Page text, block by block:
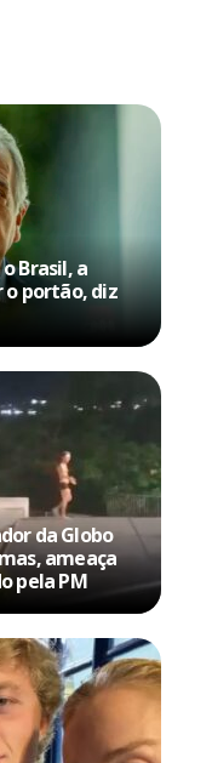
Brasil, a
portão, diz
da Globo
ameaça
pela PM